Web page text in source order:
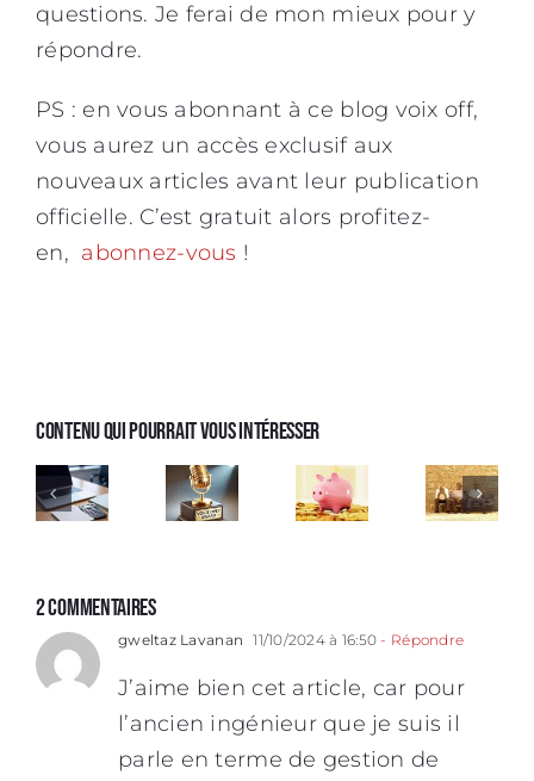
questions. Je ferai de mon mieux pour y
répondre.
PS : en vous abonnant à ce blog voix off,
vous aurez un accès exclusif aux
nouveaux articles avant leur publication
officielle. C’est gratuit alors profitez-
en, abonnez-vous !
Contenu qui pourrait vous intéresser
Devis
voix
off :
faut
savoir
Les
awards
Voix
off :
voix
off :
?
2 Commentaires
gweltaz Lavanan 11/10/2024 à 16:50 - Répondre
J’aime bien cet article, car pour
l’ancien ingénieur que je suis il
parle en terme de gestion de